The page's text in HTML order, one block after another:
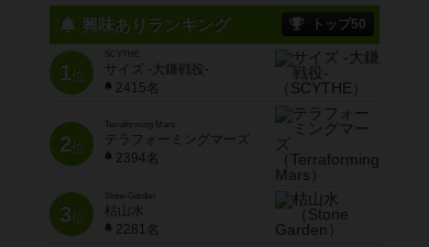
興味ありランキング トップ50
1位
SCYTHE
サイズ -大鎌戦役-
2415名
2位
Terraforming Mars
テラフォーミングマーズ
2394名
3位
Stone Garden
枯山水
2281名